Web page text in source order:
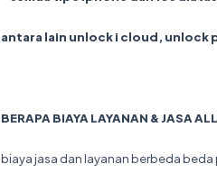
antara lain unlock i cloud, unlock
BERAPA BIAYA LAYANAN & JASA
biaya jasa dan layanan berbeda